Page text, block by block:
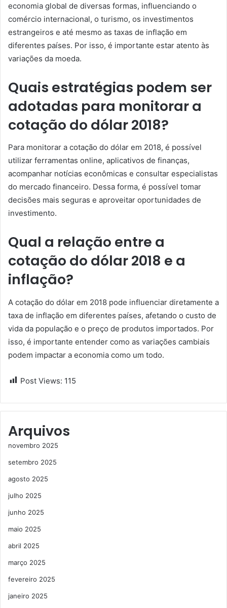
economia global de diversas formas, influenciando o
comércio internacional, o turismo, os investimentos
estrangeiros e até mesmo as taxas de inflação em
diferentes países. Por isso, é importante estar atento às
variações da moeda.
Quais estratégias podem ser
adotadas para monitorar a
cotação do dólar 2018?
Para monitorar a cotação do dólar em 2018, é possível
utilizar ferramentas online, aplicativos de finanças,
acompanhar notícias econômicas e consultar especialistas
do mercado financeiro. Dessa forma, é possível tomar
decisões mais seguras e aproveitar oportunidades de
investimento.
Qual a relação entre a
cotação do dólar 2018 e a
inflação?
A cotação do dólar em 2018 pode influenciar diretamente a
taxa de inflação em diferentes países, afetando o custo de
vida da população e o preço de produtos importados. Por
isso, é importante entender como as variações cambiais
podem impactar a economia como um todo.
Post Views: 115
Arquivos
novembro 2025
setembro 2025
agosto 2025
julho 2025
junho 2025
maio 2025
abril 2025
março 2025
fevereiro 2025
janeiro 2025